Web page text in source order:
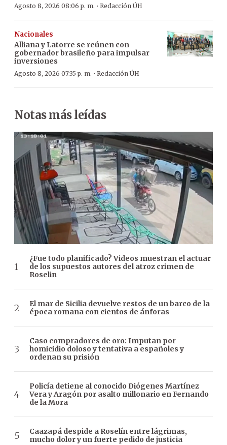
Agosto 8, 2026 08:06 p. m. · Redacción ÚH
Nacionales
Alliana y Latorre se reúnen con
gobernador brasileño para impulsar
inversiones
Agosto 8, 2026 07:35 p. m. · Redacción ÚH
Notas más leídas
¿Fue todo planificado? Videos muestran el actuar
de los supuestos autores del atroz crimen de
Roselin
El mar de Sicilia devuelve restos de un barco de la
época romana con cientos de ánforas
Caso compradores de oro: Imputan por
homicidio doloso y tentativa a españoles y
ordenan su prisión
Policía detiene al conocido Diógenes Martínez
Vera y Aragón por asalto millonario en Fernando
de la Mora
Caazapá despide a Roselín entre lágrimas,
mucho dolor y un fuerte pedido de justicia